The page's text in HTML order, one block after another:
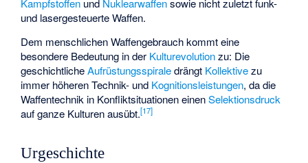
Kampfstoffen und Nuklearwaffensowie nicht zuletzt funk-
und lasergesteuerte Waffen.
Dem menschlichen Waffengebrauch kommt eine
besondere Bedeutung in der Kulturevolutionzu: Die
geschichtlicheAufrüstungsspiraledrängt Kollektivezu
immer höheren Technik- und Kognitionsleistungen, da die
Waffentechnik in Konfliktsituationen einenSelektionsdruck
auf ganze Kulturen ausübt.[17]
Urgeschichte